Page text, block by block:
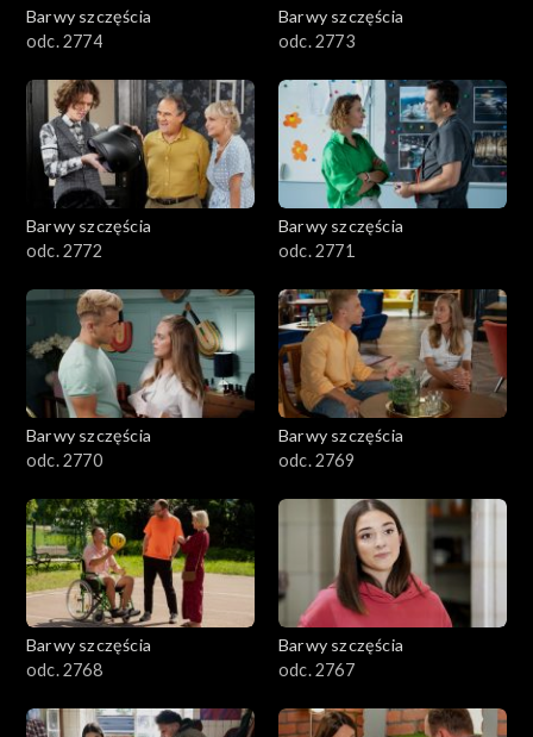
Barwy szczęścia
odc. 2774
Barwy szczęścia
odc. 2773
Barwy szczęścia
odc. 2772
Barwy szczęścia
odc. 2771
Barwy szczęścia
odc. 2770
Barwy szczęścia
odc. 2769
Barwy szczęścia
odc. 2768
Barwy szczęścia
odc. 2767